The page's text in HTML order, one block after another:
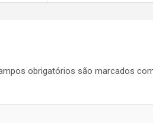
obrigatórios são marcados